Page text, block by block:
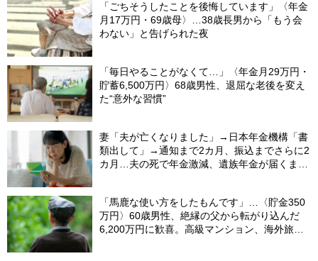
「ごちそうしたことを後悔しています」〈年金
月17万円・69歳母〉…38歳長男から「もう会
わない」と告げられた夜
「毎日やることがなくて…」〈年金月29万円・
貯蓄6,500万円〉68歳男性、退屈な老後を変え
た“意外な習慣”
妻「夫が亡くなりました」→日本年金機構「書
類出して」→通知まで2カ月、振込までさらに2
カ月…夫の死で年金激減、遺族年金が届くまで
「馬鹿な使い方をしたもんです」…〈貯金350
万円〉60歳男性、絶縁の父から転がり込んだ
6,200万円に歓喜。高級マンション、海外旅